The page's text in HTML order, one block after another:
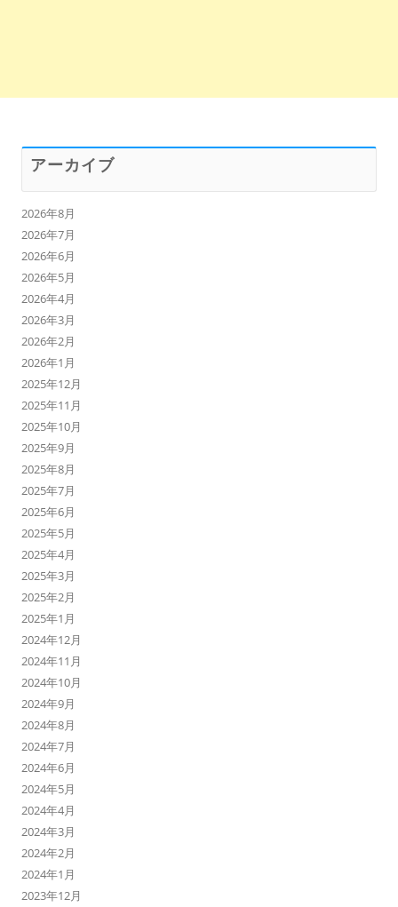
アーカイブ
2026年8月
2026年7月
2026年6月
2026年5月
2026年4月
2026年3月
2026年2月
2026年1月
2025年12月
2025年11月
2025年10月
2025年9月
2025年8月
2025年7月
2025年6月
2025年5月
2025年4月
2025年3月
2025年2月
2025年1月
2024年12月
2024年11月
2024年10月
2024年9月
2024年8月
2024年7月
2024年6月
2024年5月
2024年4月
2024年3月
2024年2月
2024年1月
2023年12月